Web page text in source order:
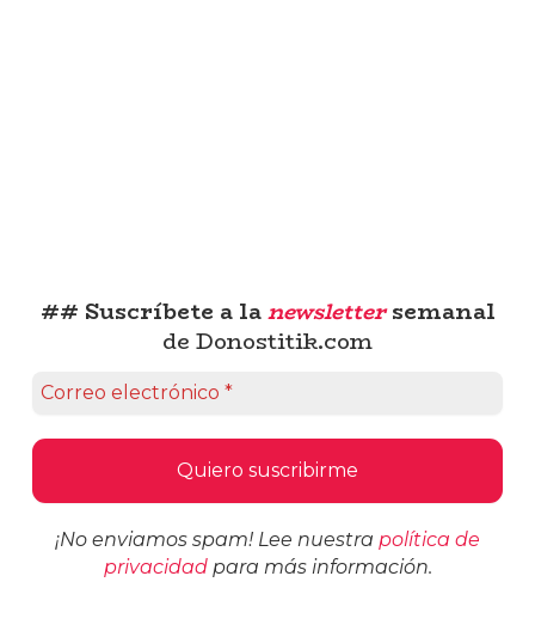
## Suscríbete a lanewslettersemanal
de Donostitik.com
¡No enviamos spam! Lee nuestra política de
privacidadpara más información.